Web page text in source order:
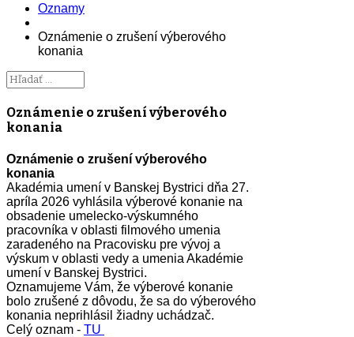
Oznamy
Oznámenie o zrušení výberového
konania
Oznámenie o zrušení výberového
konania
Oznámenie o zrušení výberového
konania
Akadémia umení v Banskej Bystrici dňa 27.
apríla 2026 vyhlásila výberové konanie na
obsadenie umelecko-výskumného
pracovníka v oblasti filmového umenia
zaradeného na Pracovisku pre vývoj a
výskum v oblasti vedy a umenia Akadémie
umení v Banskej Bystrici.
Oznamujeme Vám, že výberové konanie
bolo zrušené z dôvodu, že sa do výberového
konania neprihlásil žiadny uchádzač.
Celý oznam - TU